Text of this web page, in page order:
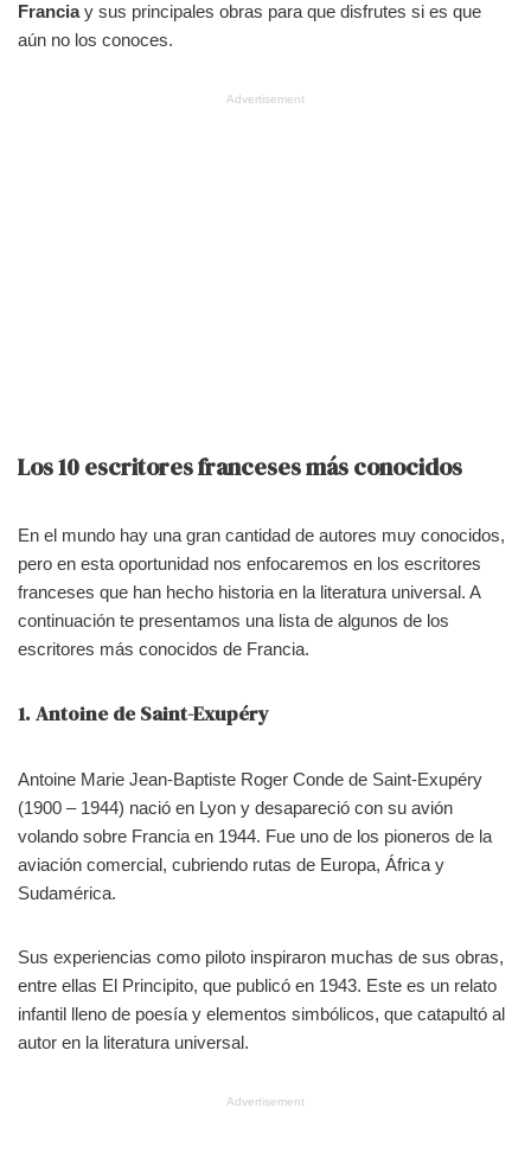
Franciay sus principales obras para que disfrutes si es que
aún no los conoces.
Advertisement
Los 10 escritores franceses más conocidos
En el mundo hay una gran cantidad de autores muy conocidos,
pero en esta oportunidad nos enfocaremos en los escritores
franceses que han hecho historia en la literatura universal. A
continuación te presentamos una lista de algunos de los
escritores más conocidos de Francia.
1. Antoine de Saint-Exupéry
Antoine Marie Jean-Baptiste Roger Conde de Saint-Exupéry
(1900 – 1944) nació en Lyon y desapareció con su avión
volando sobre Francia en 1944. Fue uno de los pioneros de la
aviación comercial, cubriendo rutas de Europa, África y
Sudamérica.
Sus experiencias como piloto inspiraron muchas de sus obras,
entre ellas El Principito, que publicó en 1943. Este es un relato
infantil lleno de poesía y elementos simbólicos, que catapultó al
autor en la literatura universal.
Advertisement